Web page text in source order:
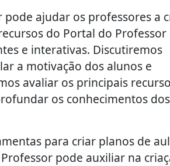
ajudar os professores a
do Portal do Professor
e interativas. Discutiremos
a motivação dos alunos e
avaliar os principais
os conhecimentos dos
para criar planos de
pode auxiliar na